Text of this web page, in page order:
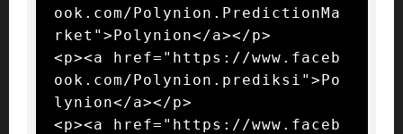
ook.com/Polynion.PredictionMa
rket">Polynion</a></p>
<p><a href="https://www.faceb
ook.com/Polynion.prediksi">Po
lynion</a></p>
<p><a href="https://www.faceb